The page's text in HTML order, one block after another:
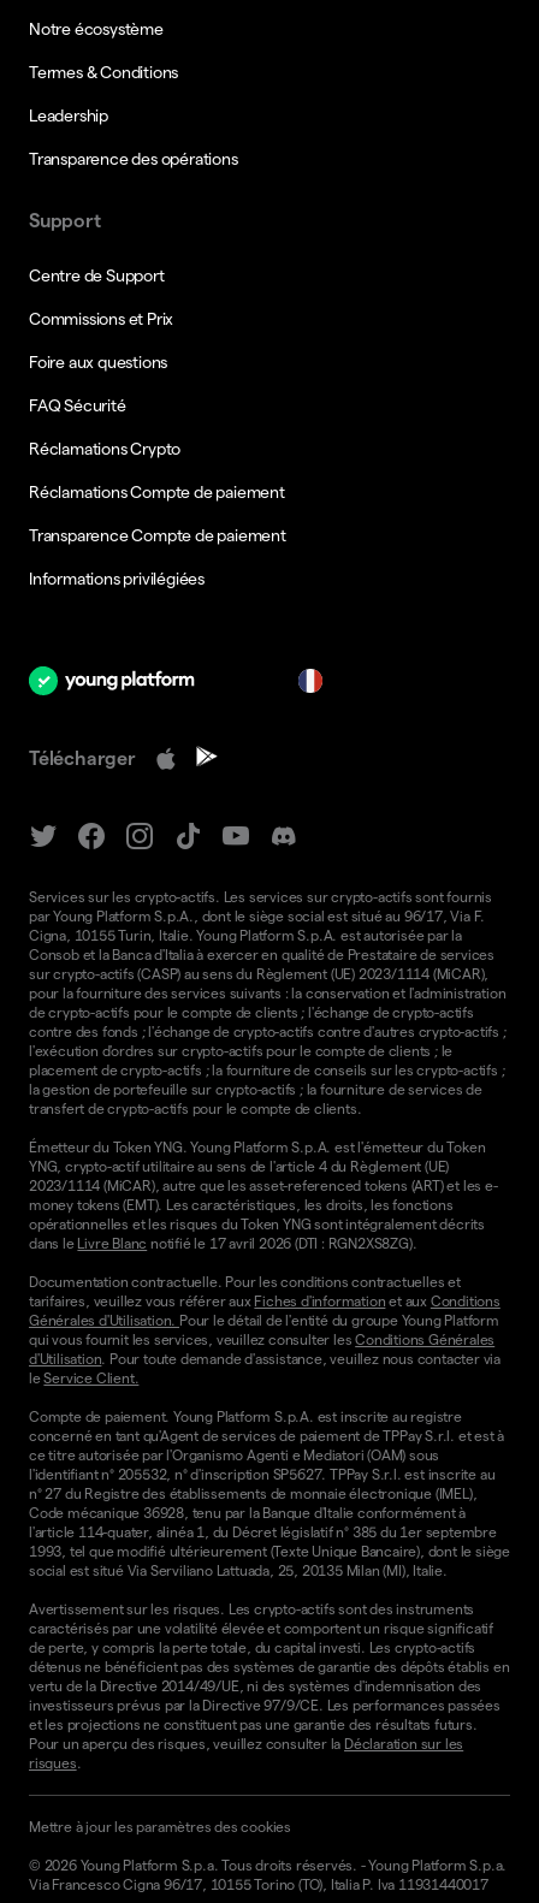
Notre écosystème
Termes & Conditions
Leadership
Transparence des opérations
Support
Centre de Support
Commissions et Prix
Foire aux questions
FAQ Sécurité
Réclamations Crypto
Réclamations Compte de paiement
Transparence Compte de paiement
Informations privilégiées
Télécharger
Services sur les crypto-actifs. Les services sur crypto-actifs sont fournis
par Young Platform S.p.A., dont le siège social est situé au 96/17, Via F.
Cigna, 10155 Turin, Italie. Young Platform S.p.A. est autorisée par la
Consob et la Banca d'Italia à exercer en qualité de Prestataire de services
sur crypto-actifs (CASP) au sens du Règlement (UE) 2023/1114 (MiCAR),
pour la fourniture des services suivants : la conservation et l'administration
de crypto-actifs pour le compte de clients ; l'échange de crypto-actifs
contre des fonds ; l'échange de crypto-actifs contre d'autres crypto-actifs ;
l'exécution d'ordres sur crypto-actifs pour le compte de clients ; le
placement de crypto-actifs ; la fourniture de conseils sur les crypto-actifs ;
la gestion de portefeuille sur crypto-actifs ; la fourniture de services de
transfert de crypto-actifs pour le compte de clients.
Émetteur du Token YNG. Young Platform S.p.A. est l'émetteur du Token
YNG, crypto-actif utilitaire au sens de l'article 4 du Règlement (UE)
2023/1114 (MiCAR), autre que les asset-referenced tokens (ART) et les e-
money tokens (EMT). Les caractéristiques, les droits, les fonctions
opérationnelles et les risques du Token YNG sont intégralement décrits
dans le Livre Blanc notifié le 17 avril 2026 (DTI : RGN2XS8ZG).
Documentation contractuelle. Pour les conditions contractuelles et
tarifaires, veuillez vous référer aux Fiches d'information et aux Conditions
Générales d'Utilisation. Pour le détail de l'entité du groupe Young Platform
qui vous fournit les services, veuillez consulter lesConditions Générales
d'Utilisation. Pour toute demande d'assistance, veuillez nous contacter via
leService Client.
Compte de paiement. Young Platform S.p.A. est inscrite au registre
concerné en tant qu'Agent de services de paiement de TPPay S.r.l. et est à
ce titre autorisée par l'Organismo Agenti e Mediatori (OAM) sous
l'identifiant n° 205532, n° d'inscription SP5627. TPPay S.r.l. est inscrite au
n° 27 du Registre des établissements de monnaie électronique (IMEL),
Code mécanique 36928, tenu par la Banque d'Italie conformément à
l'article 114-quater, alinéa 1, du Décret législatif n° 385 du 1er septembre
1993, tel que modifié ultérieurement (Texte Unique Bancaire), dont le siège
social est situé Via Serviliano Lattuada, 25, 20135 Milan (MI), Italie.
Avertissement sur les risques. Les crypto-actifs sont des instruments
caractérisés par une volatilité élevée et comportent un risque significatif
de perte, y compris la perte totale, du capital investi. Les crypto-actifs
détenus ne bénéficient pas des systèmes de garantie des dépôts établis en
vertu de la Directive 2014/49/UE, ni des systèmes d'indemnisation des
investisseurs prévus par la Directive 97/9/CE. Les performances passées
et les projections ne constituent pas une garantie des résultats futurs.
Pour un aperçu des risques, veuillez consulter la Déclaration sur les
risques.
© 2026 Young Platform S.p.a. Tous droits réservés. -Young Platform S.p.a.
Via Francesco Cigna 96/17, 10155 Torino (TO), Italia P. Iva 11931440017
Mettre à jour les paramètres des cookies